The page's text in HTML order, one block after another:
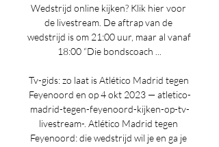
Wedstrijd online kijken? Klik hier voor
de livestream. De aftrap van de
wedstrijd is om 21:00 uur, maar al vanaf
18:00 “Die bondscoach ...
Tv-gids: zo laat is Atlético Madrid tegen
Feyenoord en op 4 okt 2023 — atletico-
madrid-tegen-feyenoord-kijken-op-tv-
livestream-. Atlético Madrid tegen
Feyenoord: die wedstrijd wil je en ga je